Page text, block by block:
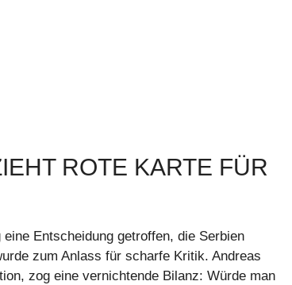
ROTE KARTE FÜR
Entscheidung getroffen, die Serbien
zum Anlass für scharfe Kritik. Andreas
zog eine vernichtende Bilanz: Würde man